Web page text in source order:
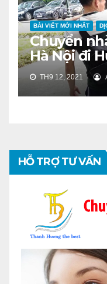
BÀI VIẾT MỚI NHẤT
Chuyển
Hà Nội đi
TH9 12, 2021
HỖ TRỢ TƯ VẤN